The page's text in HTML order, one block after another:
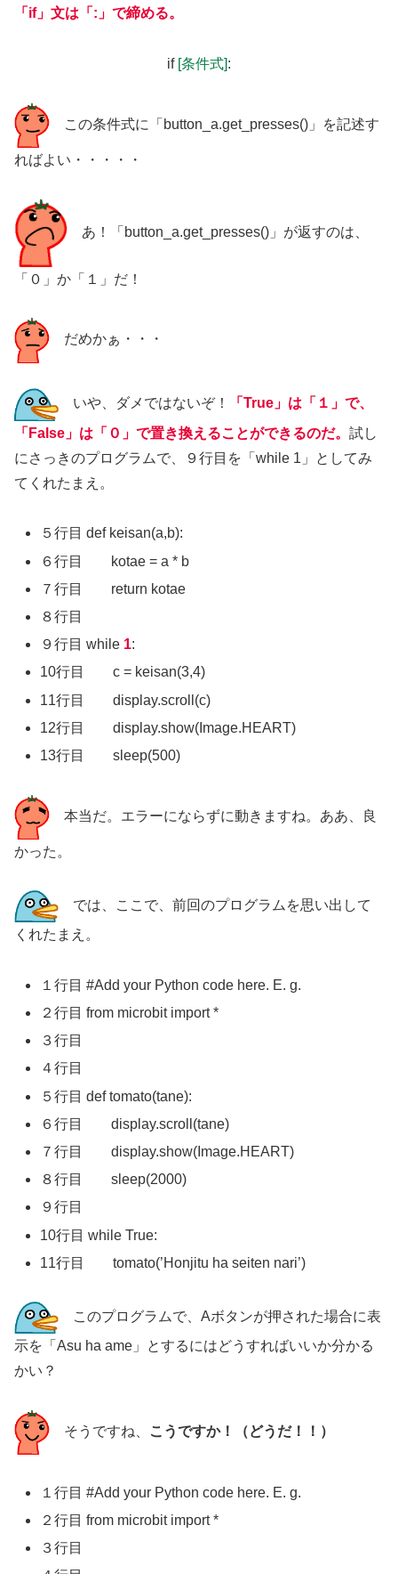
「if」文は「:」で締める。
if [条件式]:
この条件式に「button_a.get_presses()」を記述す
ればよい・・・・・
あ！「button_a.get_presses()」が返すのは、
「０」か「１」だ！
だめかぁ・・・
いや、ダメではないぞ！
「True」は「１」で、
「False」は「０」で置き換えることができるのだ。 試し
にさっきのプログラムで、９行目を「while 1」としてみ
てくれたまえ。
５行目 def keisan(a,b):
６行目 kotae = a * b
７行目 return kotae
８行目
９行目 while 1:
10行目 c = keisan(3,4)
11行目 display.scroll(c)
12行目 display.show(Image.HEART)
13行目 sleep(500)
本当だ。エラーにならずに動きますね。ああ、良
かった。
では、ここで、前回のプログラムを思い出して
くれたまえ。
１行目 #Add your Python code here. E. g.
２行目 from microbit import *
３行目
４行目
５行目 def tomato(tane):
６行目 display.scroll(tane)
７行目 display.show(Image.HEART)
８行目 sleep(2000)
９行目
10行目 while True:
11行目 tomato(’Honjitu ha seiten nari’)
このプログラムで、Aボタンが押された場合に表
示を「Asu ha ame」とするにはどうすればいいか分かる
かい？
そうですね、 こうですか！（どうだ！！）
１行目 #Add your Python code here. E. g.
２行目 from microbit import *
３行目